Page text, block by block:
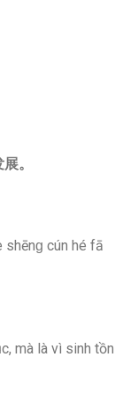
。
cún hé fā
mà là vì sinh tồn